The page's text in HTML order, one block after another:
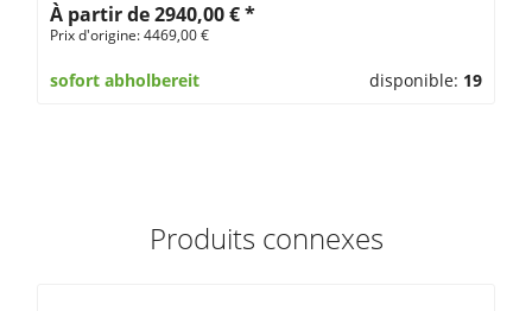
À partir de 2940,00 € *
Prix d'origine: 4469,00 €
sofort abholbereit disponible: 19
Produits connexes